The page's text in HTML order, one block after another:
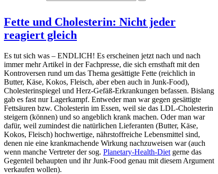
Fette und Cholesterin: Nicht jeder
reagiert gleich
Es tut sich was – ENDLICH! Es erscheinen jetzt nach und nach
immer mehr Artikel in der Fachpresse, die sich ernsthaft mit den
Kontroversen rund um das Thema gesättigte Fette (reichlich in
Butter, Käse, Kokos, Fleisch, aber eben auch in Junk-Food),
Cholesterinspiegel und Herz-Gefäß-Erkrankungen befassen. Bislang
gab es fast nur Lagerkampf. Entweder man war gegen gesättigte
Fettsäuren bzw. Cholesterin im Essen, weil sie das LDL-Cholesterin
steigern (können) und so angeblich krank machen. Oder man war
dafür, weil zumindest die natürlichen Lieferanten (Butter, Käse,
Kokos, Fleisch) hochwertige, nährstoffreiche Lebensmittel sind,
denen nie eine krankmachende Wirkung nachzuweisen war (auch
wenn manche Vertreter der sog. Planetary-Health-Diet gerne das
Gegenteil behaupten und ihr Junk-Food genau mit diesem Argument
verkaufen wollen).